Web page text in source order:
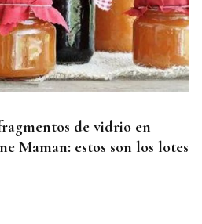
de vidrio en
Maman: estos son los lotes